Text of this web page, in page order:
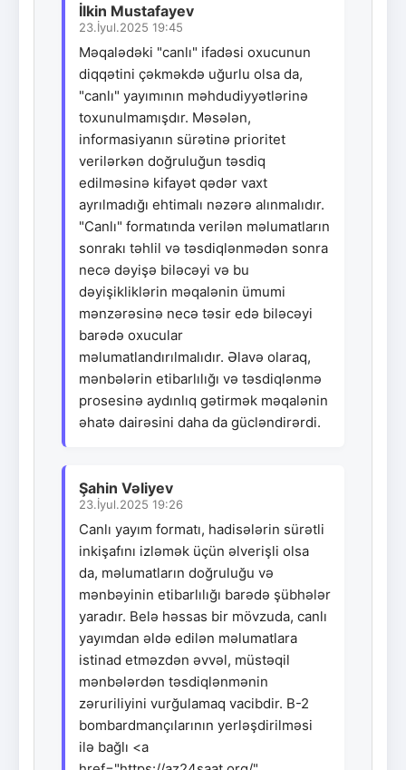
İlkin Mustafayev
23.İyul.2025 19:45
Məqalədəki "canlı" ifadəsi oxucunun
diqqətini çəkməkdə uğurlu olsa da,
"canlı" yayımının məhdudiyyətlərinə
toxunulmamışdır. Məsələn,
informasiyanın sürətinə prioritet
verilərkən doğruluğun təsdiq
edilməsinə kifayət qədər vaxt
ayrılmadığı ehtimalı nəzərə alınmalıdır.
"Canlı" formatında verilən məlumatların
sonrakı təhlil və təsdiqlənmədən sonra
necə dəyişə biləcəyi və bu
dəyişikliklərin məqalənin ümumi
mənzərəsinə necə təsir edə biləcəyi
barədə oxucular
məlumatlandırılmalıdır. Əlavə olaraq,
mənbələrin etibarlılığı və təsdiqlənmə
prosesinə aydınlıq gətirmək məqalənin
əhatə dairəsini daha da gücləndirərdi.
Şahin Vəliyev
23.İyul.2025 19:26
Canlı yayım formatı, hadisələrin sürətli
inkişafını izləmək üçün əlverişli olsa
da, məlumatların doğruluğu və
mənbəyinin etibarlılığı barədə şübhələr
yaradır. Belə həssas bir mövzuda, canlı
yayımdan əldə edilən məlumatlara
istinad etməzdən əvvəl, müstəqil
mənbələrdən təsdiqlənmənin
zəruriliyini vurğulamaq vacibdir. B-2
bombardmançılarının yerləşdirilməsi
ilə bağlı <a